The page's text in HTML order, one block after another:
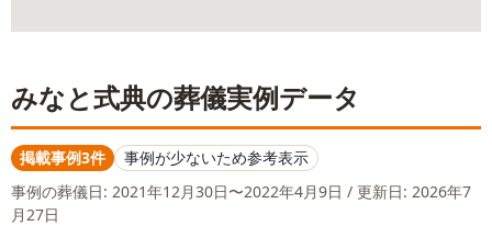
みなと式典の葬儀実例データ
掲載事例3件
事例が少ないため参考表示
事例の葬儀日: 2021年12月30日〜2022年4月9日 / 更新日: 2026年7
月27日